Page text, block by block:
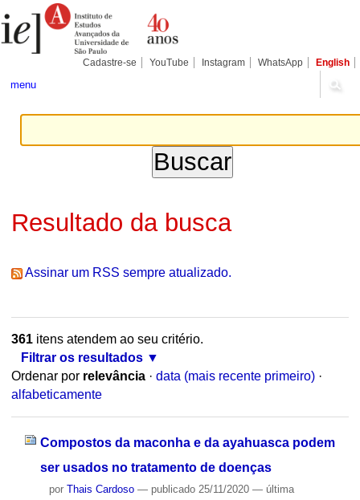
para
conteúdo.
Pessoais
Cadastre-se YouTube Instagram WhatsApp English
menu
Resultado da busca
Assinar um RSS sempre atualizado.
361itens atendem ao seu critério.
Filtrar os resultados
Ordenar por relevância · data (mais recente primeiro) ·
alfabeticamente
Compostos da maconha e da ayahuasca podem
ser usados no tratamento de doenças
por Thais Cardoso — publicado25/11/2020 — última